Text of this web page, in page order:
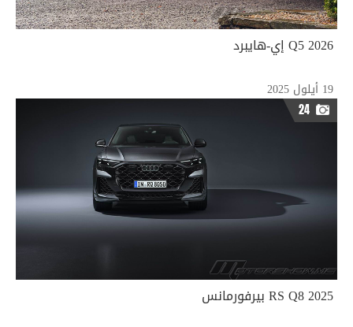
2026 Q5 إي-هايبرد
19 أيلول 2025
24
2025 RS Q8 بيرفورمانس